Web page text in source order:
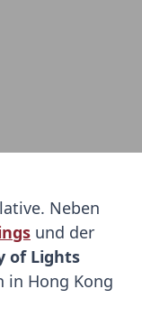
Neben
und der
of Lights
in Hong Kong